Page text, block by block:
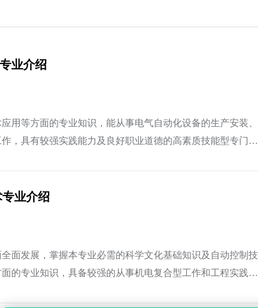
业介绍
用等方面的专业知识，能从事电气自动化设备的生产安装、
，具有较强实践能力及良好职业道德的高素质技能型专门人
业介绍
面发展，掌握本专业必需的科学文化基础知识及自动控制技
的专业知识，具备较强的从事机电复合型工作和工程实践等